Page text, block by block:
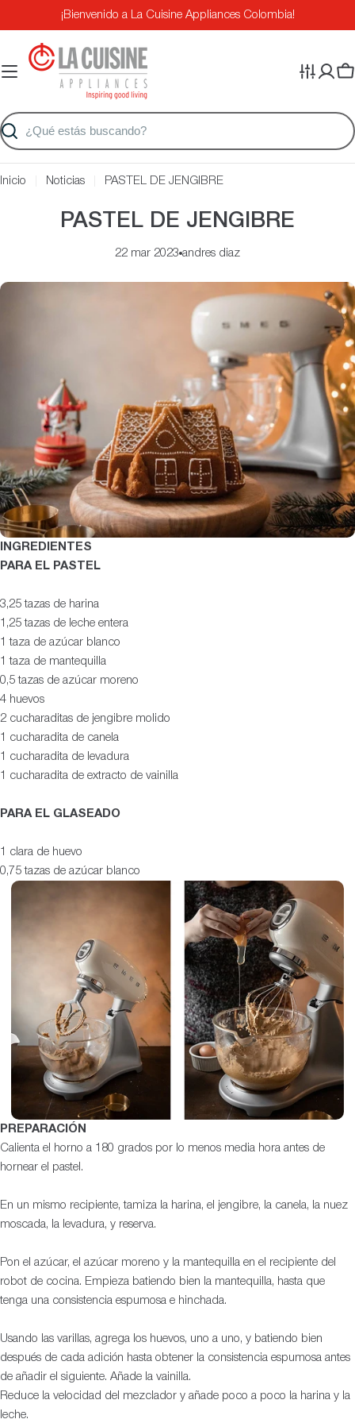
al
contenido
¡Bienvenido a La Cuisine Appliances Colombia!
Buscar
Inicio Noticias PASTEL DE JENGIBRE
PASTEL DE JENGIBRE
22 mar 2023 andres diaz
INGREDIENTES
PARA EL PASTEL
3,25 tazas de harina
1,25 tazas de leche entera
1 taza de azúcar blanco
1 taza de mantequilla
0,5 tazas de azúcar moreno
4 huevos
2 cucharaditas de jengibre molido
1 cucharadita de canela
1 cucharadita de levadura
1 cucharadita de extracto de vainilla
PARA EL GLASEADO
1 clara de huevo
0,75 tazas de azúcar blanco
PREPARACIÓN
Calienta el horno a 180 grados por lo menos media hora antes de
hornear el pastel.
En un mismo recipiente, tamiza la harina, el jengibre, la canela, la nuez
moscada, la levadura, y reserva.
Pon el azúcar, el azúcar moreno y la mantequilla en el recipiente del
robot de cocina. Empieza batiendo bien la mantequilla, hasta que
tenga una consistencia espumosa e hinchada.
Usando las varillas, agrega los huevos, uno a uno, y batiendo bien
después de cada adición hasta obtener la consistencia espumosa antes
de añadir el siguiente. Añade la vainilla.
Reduce la velocidad del mezclador y añade poco a poco la harina y la
leche.